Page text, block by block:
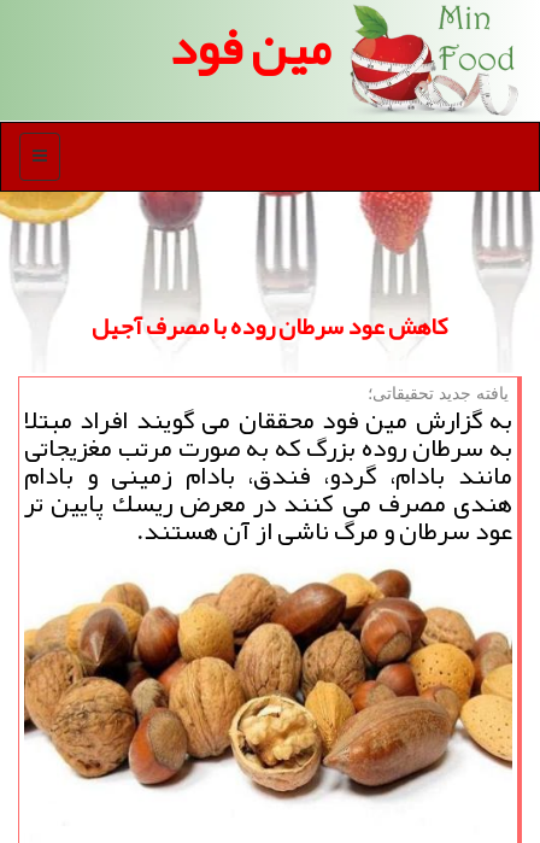
مین فود
منو
كاهش عود سرطان روده با مصرف آجیل
یافته جدید تحقیقاتی؛
به گزارش مین فود محققان می گویند افراد مبتلا
به سرطان روده بزرگ كه به صورت مرتب مغزیجاتی
مانند بادام، گردو، فندق، بادام زمینی و بادام
هندی مصرف می كنند در معرض ریسك پایین تر
عود سرطان و مرگ ناشی از آن هستند.